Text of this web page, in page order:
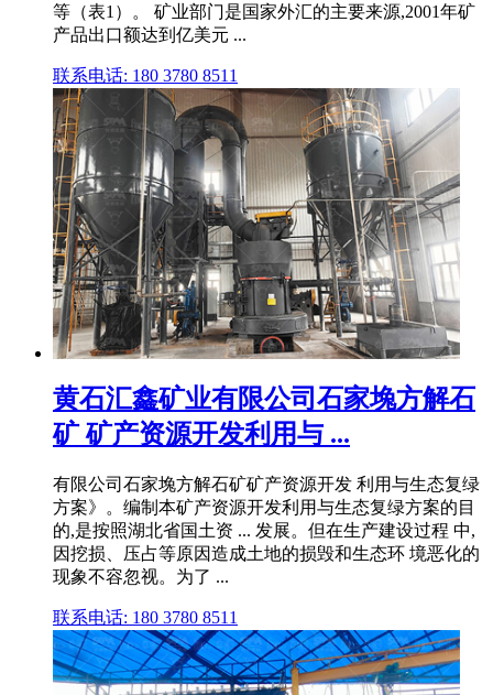
等（表1）。 矿业部门是国家外汇的主要来源,2001年矿
产品出口额达到亿美元 ...
联系电话: 180 3780 8511
黄石汇鑫矿业有限公司石家堍方解石
矿 矿产资源开发利用与 ...
有限公司石家堍方解石矿矿产资源开发 利用与生态复绿
方案》。编制本矿产资源开发利用与生态复绿方案的目
的,是按照湖北省国土资 ... 发展。但在生产建设过程 中,
因挖损、压占等原因造成土地的损毁和生态环 境恶化的
现象不容忽视。为了 ...
联系电话: 180 3780 8511